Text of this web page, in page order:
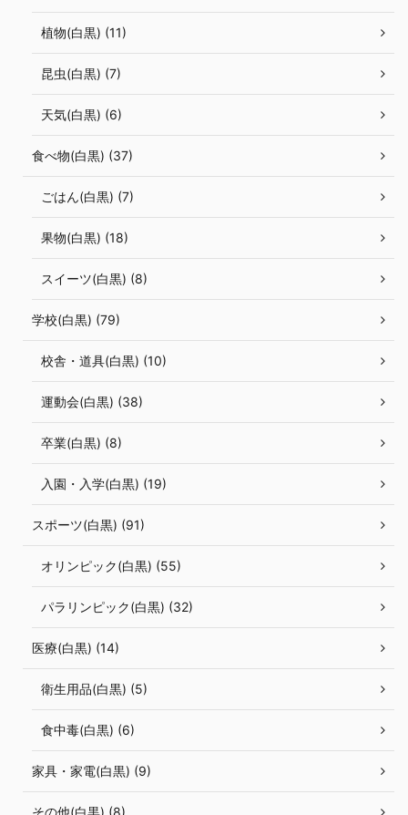
植物(白黒) (11)
昆虫(白黒) (7)
天気(白黒) (6)
食べ物(白黒) (37)
ごはん(白黒) (7)
果物(白黒) (18)
スイーツ(白黒) (8)
学校(白黒) (79)
校舎・道具(白黒) (10)
運動会(白黒) (38)
卒業(白黒) (8)
入園・入学(白黒) (19)
スポーツ(白黒) (91)
オリンピック(白黒) (55)
パラリンピック(白黒) (32)
医療(白黒) (14)
衛生用品(白黒) (5)
食中毒(白黒) (6)
家具・家電(白黒) (9)
その他(白黒) (8)